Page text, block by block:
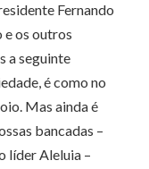
Fernando
e os outros
a seguinte
é como no
Mas ainda é
bancadas –
líder Aleluia –